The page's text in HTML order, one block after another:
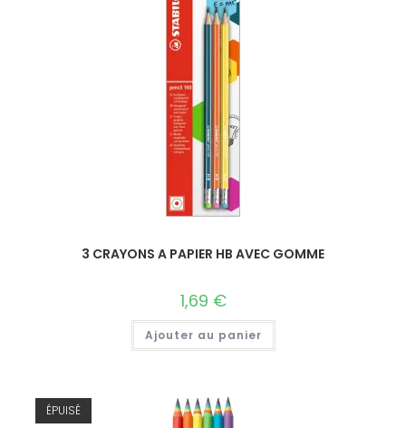
3 CRAYONS A PAPIER HB AVEC GOMME
1,69 €
Ajouter au panier
ÉPUISÉ